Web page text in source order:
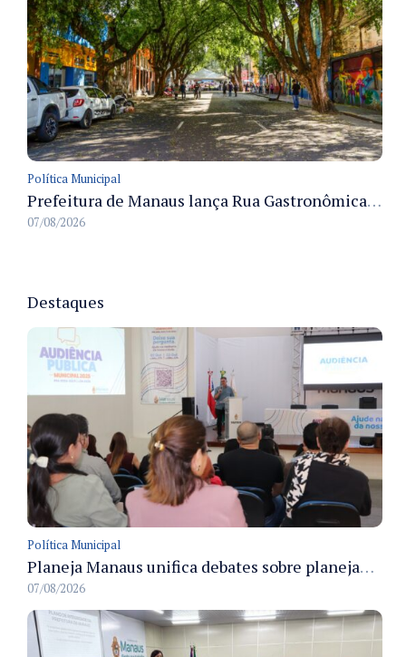
Política Municipal
Prefeitura de Manaus lança Rua Gastronômica preservando as 17 árvores da Ferreira Pena no Centro
07/08/2026
Destaques
Política Municipal
Planeja Manaus unifica debates sobre planejamento público, orçamento e serviços nos dias 16 e 17 de setembro
07/08/2026